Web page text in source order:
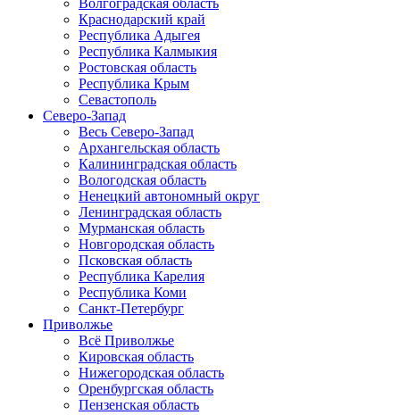
Волгоградская область
Краснодарский край
Республика Адыгея
Республика Калмыкия
Ростовская область
Республика Крым
Севастополь
Северо-Запад
Весь Северо-Запад
Архангельская область
Калининградская область
Вологодская область
Ненецкий автономный округ
Ленинградская область
Мурманская область
Новгородская область
Псковская область
Республика Карелия
Республика Коми
Санкт-Петербург
Приволжье
Всё Приволжье
Кировская область
Нижегородская область
Оренбургская область
Пензенская область